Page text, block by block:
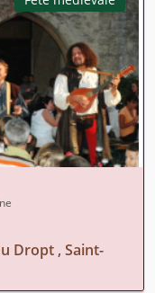
Dropt , Saint-